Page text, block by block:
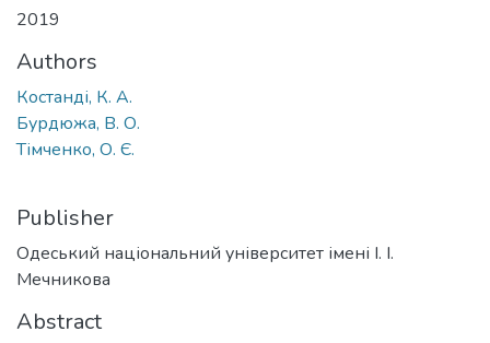
2019
Authors
Костанді, К. А.
Бурдюжа, В. О.
Тімченко, О. Є.
Publisher
Одеський національний університет імені І. І.
Мечникова
Abstract